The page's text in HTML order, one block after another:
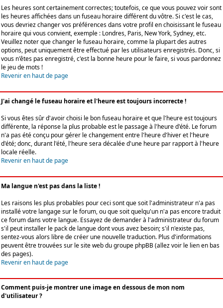
Les heures sont certainement correctes; toutefois, ce que vous pouvez voir sont
les heures affichées dans un fuseau horaire différent du vôtre. Si c'est le cas,
vous devriez changer vos préférences dans votre profil en choisissant le fuseau
horaire qui vous convient, exemple : Londres, Paris, New York, Sydney, etc.
Veuillez noter que changer le fuseau horaire, comme la plupart des autres
options, peut uniquement être effectué par les utilisateurs enregistrés. Donc, si
vous n'êtes pas enregistré, c'est la bonne heure pour le faire, si vous pardonnez
le jeu de mots !
Revenir en haut de page
J'ai changé le fuseau horaire et l'heure est toujours incorrecte !
Si vous êtes sûr d'avoir choisi le bon fuseau horaire et que l'heure est toujours
différente, la réponse la plus probable est le passage à l'heure d'été. Le forum
n'a pas été conçu pour gérer le changement entre l'heure d'hiver et l'heure
d'été; donc, durant l'été, l'heure sera décalée d'une heure par rapport à l'heure
locale réelle.
Revenir en haut de page
Ma langue n'est pas dans la liste !
Les raisons les plus probables pour ceci sont que soit l'administrateur n'a pas
installé votre langage sur le forum, ou que soit quelqu'un n'a pas encore traduit
ce forum dans votre langue. Essayez de demander à l'administrateur du forum
s'il peut installer le pack de langue dont vous avez besoin; s'il n'existe pas,
sentez-vous alors libre de créer une nouvelle traduction. Plus d'informations
peuvent être trouvées sur le site web du groupe phpBB (allez voir le lien en bas
des pages).
Revenir en haut de page
Comment puis-je montrer une image en dessous de mon nom
d'utilisateur ?